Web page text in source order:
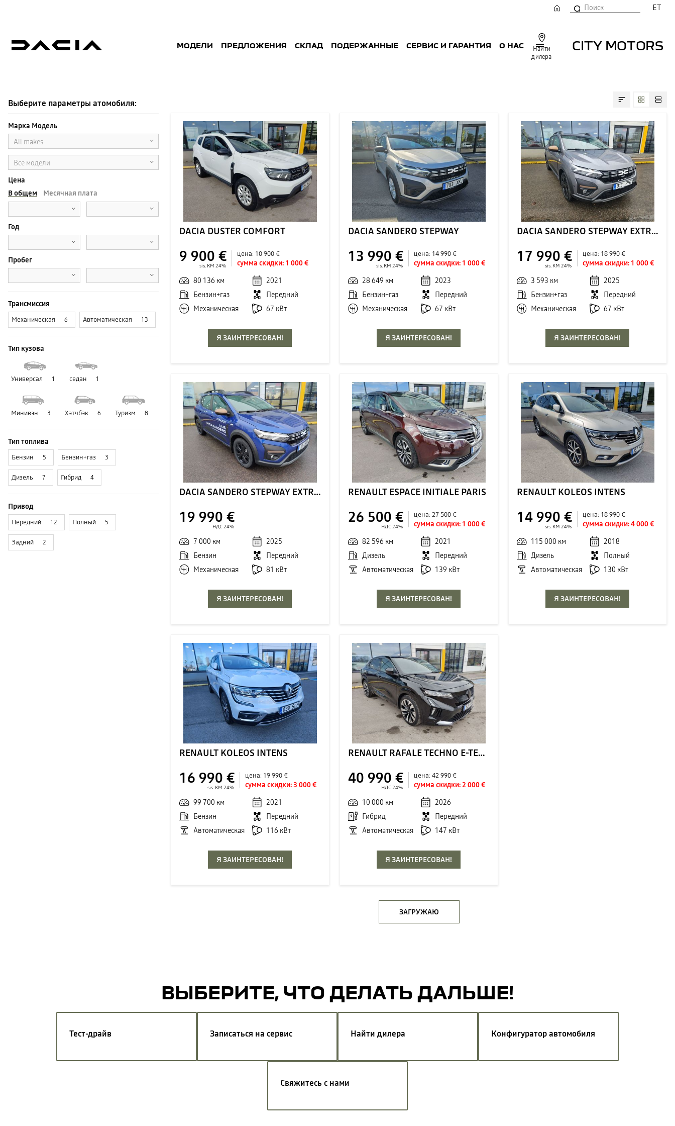
Найти
дилера
CITY MOTORS
МОДЕЛИ ПРЕДЛОЖЕНИЯ СКЛАД ПОДЕРЖАННЫE СЕРВИС И ГАРАНТИЯ О НАС
ET
ПОДЕРЖАННЫE
Выберите параметры атомобиля:
Марка Модель
All makes
Все модели
Цена
В общем
Месячная плата
Год
Пробег
Трансмиссия
Механическая 6 Автоматическая 13
Тип кузова
Универсал 1 седан 1
Минивэн 3 Хэтчбэк 6 Туризм 8
Тип топлива
Бензин 5 Бензин+газ 3
Дизель 7 Гибрид 4
Привод
Передний 12 Полный 5
Задний 2
DACIA DUSTER COMFORT
9 900 €
sis. KM 24%
цена: 10 900 €
сумма скидки: 1 000 €
80 136 км
2021
Бензин+газ
Передний
Механическая
67 кВт
Я ЗАИНТЕРЕСОВАН!
DACIA SANDERO STEPWAY
13 990 €
sis. KM 24%
цена: 14 990 €
сумма скидки: 1 000 €
28 649 км
2023
Бензин+газ
Передний
Механическая
67 кВт
Я ЗАИНТЕРЕСОВАН!
DACIA SANDERO STEPWAY EXTREME
17 990 €
sis. KM 24%
цена: 18 990 €
сумма скидки: 1 000 €
3 593 км
2025
Бензин+газ
Передний
Механическая
67 кВт
Я ЗАИНТЕРЕСОВАН!
DACIA SANDERO STEPWAY EXTREME
19 990 €
НДС 24%
7 000 км
2025
Бензин
Передний
Механическая
81 кВт
Я ЗАИНТЕРЕСОВАН!
RENAULT ESPACE INITIALE PARIS
26 500 €
НДС 24%
цена:27 500 €
сумма скидки: 1 000 €
82 596 км
2021
Дизель
Передний
Автоматическая
139 кВт
Я ЗАИНТЕРЕСОВАН!
RENAULT KOLEOS INTENS
14 990 €
sis. KM 24%
цена: 18 990 €
сумма скидки:4 000 €
115 000 км
2018
Дизель
Полный
Автоматическая
130 кВт
Я ЗАИНТЕРЕСОВАН!
RENAULT KOLEOS INTENS
16 990 €
sis. KM 24%
цена: 19 990 €
сумма скидки:3 000 €
99 700 км
2021
Бензин
Передний
Автоматическая
116 кВт
Я ЗАИНТЕРЕСОВАН!
RENAULT RAFALE TECHNO E-TECH HYBRID 200
40 990 €
НДС 24%
цена:42 990 €
сумма скидки:2 000 €
10 000 км
2026
Гибрид
Передний
Автоматическая
147 кВт
Я ЗАИНТЕРЕСОВАН!
ЗАГРУЖАЮ
ВЫБЕРИТЕ, ЧТО ДЕЛАТЬ ДАЛЬШЕ!
Тест-драйв Записаться на сервис Найти дилера Конфигуратор автомобиля
Свяжитесь с нами